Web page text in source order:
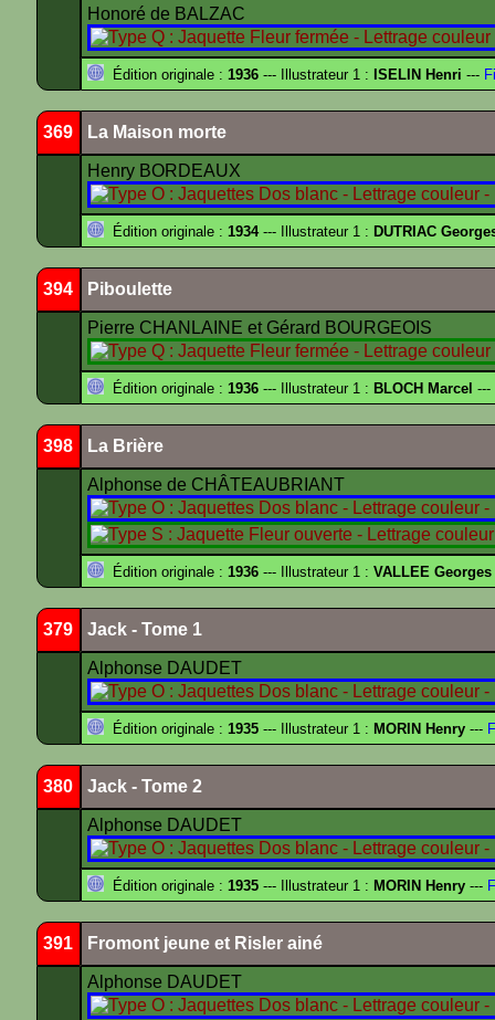
Honoré de BALZAC
Édition originale : 1936 --- Illustrateur 1 : ISELIN Henri ---
369 La Maison morte
Henry BORDEAUX
Édition originale : 1934--- Illustrateur 1 : DUTRIAC
394 Piboulette
Pierre CHANLAINE et Gérard BOURGEOIS
Édition originale : 1936 --- Illustrateur 1 : BLOCH Marcel ---
398 La Brière
Alphonse de CHÂTEAUBRIANT
Édition originale : 1936 --- Illustrateur 1 : VALLEE Georges
379 Jack - Tome 1
Alphonse DAUDET
Édition originale : 1935 --- Illustrateur 1 : MORIN Henry ---
380 Jack - Tome 2
Alphonse DAUDET
Édition originale : 1935 --- Illustrateur 1 : MORIN Henry ---
391 Fromont jeune et Risler ainé
Alphonse DAUDET